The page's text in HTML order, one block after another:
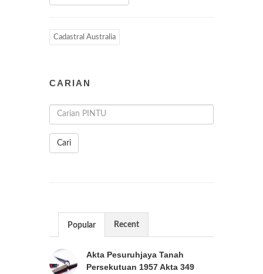
Cadastral Australia
CARIAN
Cari
Popular Recent
Akta Pesuruhjaya Tanah
Persekutuan 1957 Akta 349